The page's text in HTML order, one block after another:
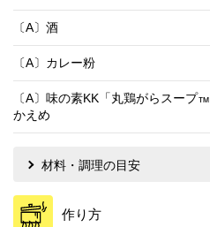
〔A〕酒
〔A〕カレー粉
〔A〕味の素KK「丸鶏がらスープ™
かえめ
材料・調理の目安
作り方